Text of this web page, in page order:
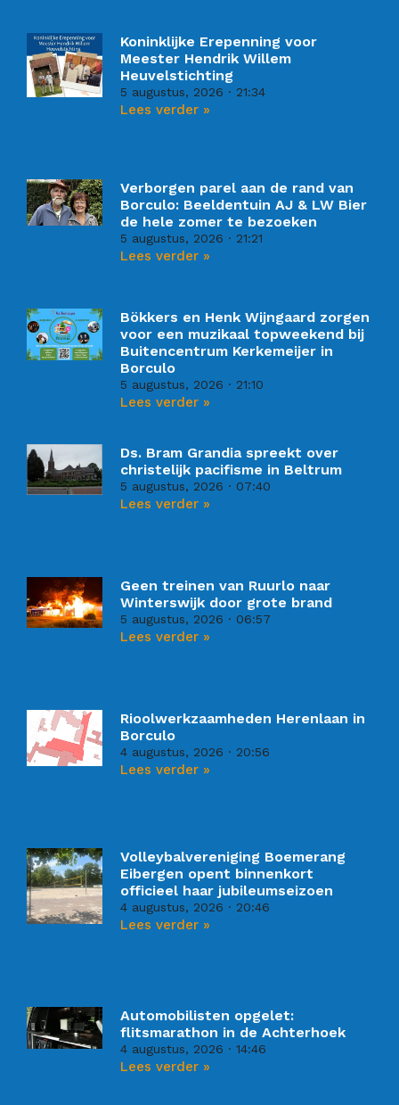
Koninklijke Erepenning voor
Meester Hendrik Willem
Heuvelstichting
5 augustus, 2026 21:34
Lees verder »
Verborgen parel aan de rand van
Borculo: Beeldentuin AJ & LW Bier
de hele zomer te bezoeken
5 augustus, 2026 21:21
Lees verder »
Bökkers en Henk Wijngaard zorgen
voor een muzikaal topweekend bij
Buitencentrum Kerkemeijer in
Borculo
5 augustus, 2026 21:10
Lees verder »
Ds. Bram Grandia spreekt over
christelijk pacifisme in Beltrum
5 augustus, 2026 07:40
Lees verder »
Geen treinen van Ruurlo naar
Winterswijk door grote brand
5 augustus, 2026 06:57
Lees verder »
Rioolwerkzaamheden Herenlaan in
Borculo
4 augustus, 2026 20:56
Lees verder »
Volleybalvereniging Boemerang
Eibergen opent binnenkort
officieel haar jubileumseizoen
4 augustus, 2026 20:46
Lees verder »
Automobilisten opgelet:
flitsmarathon in de Achterhoek
4 augustus, 2026 14:46
Lees verder »